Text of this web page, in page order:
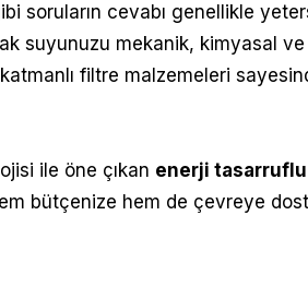
soruların cevabı genellikle
suyunuzu mekanik, kimyasal
filtre malzemeleri
ile öne çıkan enerji
bütçenize hem de çevreye